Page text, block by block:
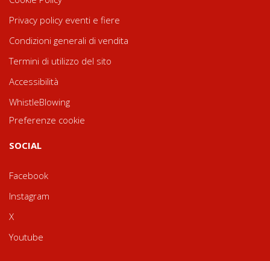
Privacy policy eventi e fiere
Condizioni generali di vendita
Termini di utilizzo del sito
Accessibilità
WhistleBlowing
Preferenze cookie
SOCIAL
Facebook
Instagram
X
Youtube